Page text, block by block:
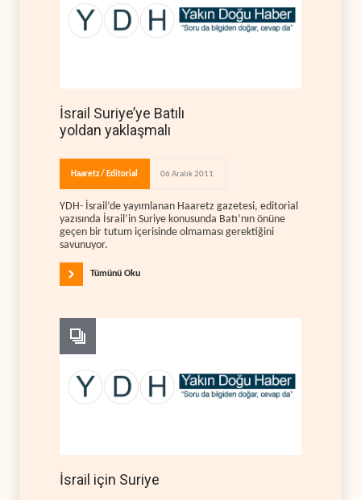
İsrail Suriye’ye Batılı
yoldan yaklaşmalı
Haaretz / Editorial 06 Aralık 2011
YDH- İsrail’de yayımlanan Haaretz gazetesi, editorial
yazısında İsrail’in Suriye konusunda Batı’nın önüne
geçen bir tutum içerisinde olmaması gerektiğini
savunuyor.
Tümünü Oku
İsrail için Suriye